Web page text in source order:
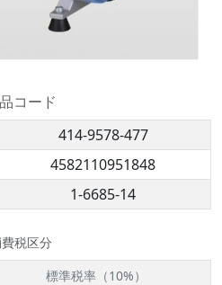
コード
414-9578-477
4582110951848
1-6685-14
税区分
標準税率（10%）